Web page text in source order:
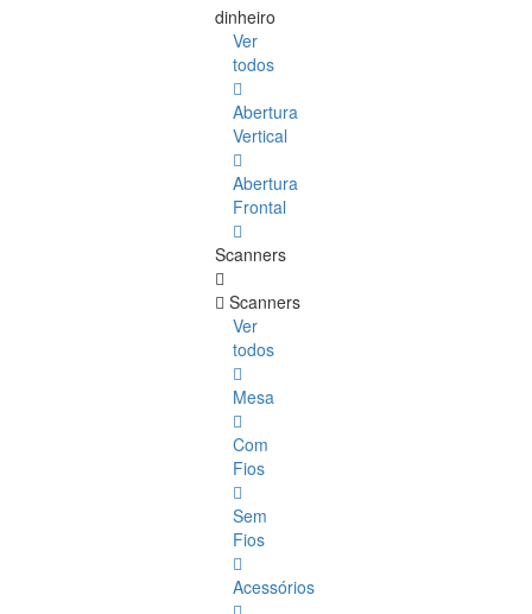
dinheiro
Ver
todos
Abertura
Vertical
Abertura
Frontal
Scanners
Scanners
Ver
todos
Mesa
Com
Fios
Sem
Fios
Acessórios